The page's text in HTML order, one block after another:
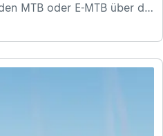
MTB oder E-MTB über die
zu den schönsten Routen